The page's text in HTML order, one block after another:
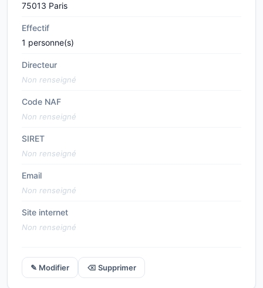
75013 Paris
Effectif
1 personne(s)
Directeur
Non renseigné
Code NAF
Non renseigné
SIRET
Non renseigné
Email
Non renseigné
Site internet
Non renseigné
✎ Modifier ⌫ Supprimer